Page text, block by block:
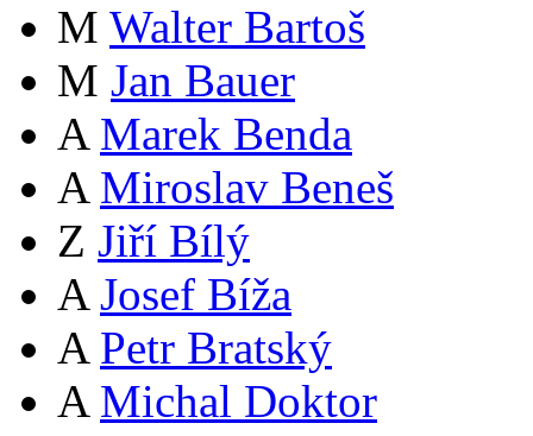
M Walter Bartoš
M Jan Bauer
A Marek Benda
A Miroslav Beneš
Z Jiří Bílý
A Josef Bíža
A Petr Bratský
A Michal Doktor